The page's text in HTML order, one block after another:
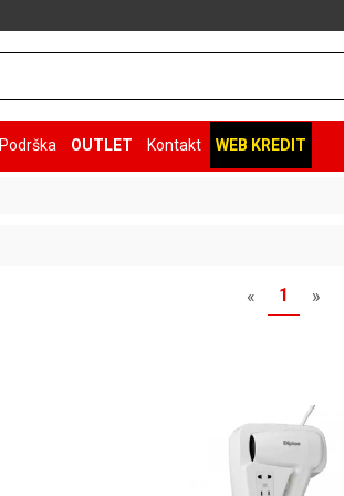
Podrška OUTLET Kontakt WEB KREDIT
« 1 »